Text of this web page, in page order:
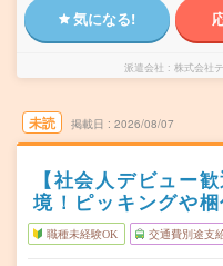
気になる!
派遣会社 株式会社
未読 掲載日 2026/08/07
【社会人デビュー
境！ピッキングや梱
職種未経験OK 交通費別途支